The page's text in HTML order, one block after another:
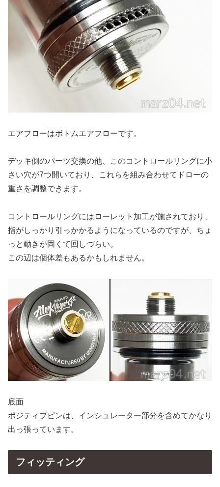
エアフローはボトムエアフローです。
デッキ側のパーツ交換の他、このコントロールリングに小
さい穴が7つ開いており、これらを組み合わせてドローの
重さを調整できます。
コントロールリングにはローレット加工が施されており、
指がしっかり引っかかるようになっているのですが、ちょ
っと動きが固くて回しづらい。
この辺は個体差もあるかもしれません。
底面
ポジティブピンは、インシュレーター部分を含めてかなり
出っ張っています。
フィッティング